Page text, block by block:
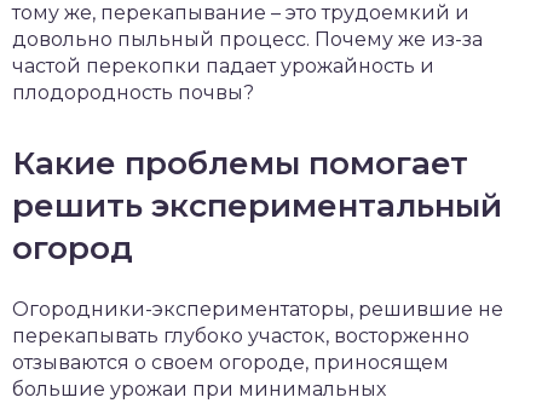
тому же, перекапывание – это трудоемкий и
довольно пыльный процесс. Почему же из-за
частой перекопки падает урожайность и
плодородность почвы?
Какие проблемы помогает
решить экспериментальный
огород
Огородники-экспериментаторы, решившие не
перекапывать глубоко участок, восторженно
отзываются о своем огороде, приносящем
большие урожаи при минимальных